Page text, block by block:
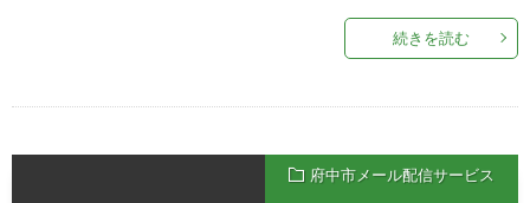
続きを読む
府中市メール配信サービス